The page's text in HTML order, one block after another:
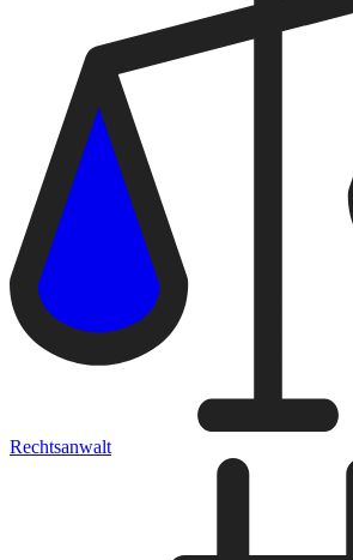
Rechtsanwalt